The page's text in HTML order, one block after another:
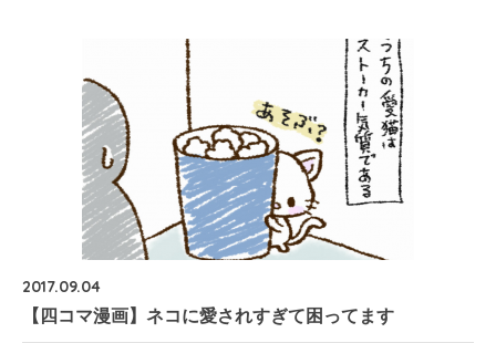
2017.09.04
【四コマ漫画】ネコに愛されすぎて困ってます